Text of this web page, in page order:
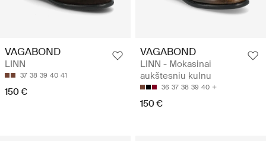
VAGABOND
LINN
37 38 39 40 41
150 €
VAGABOND
LINN - Mokasinai
aukštesniu kulnu
36 37 38 39 40
150 €